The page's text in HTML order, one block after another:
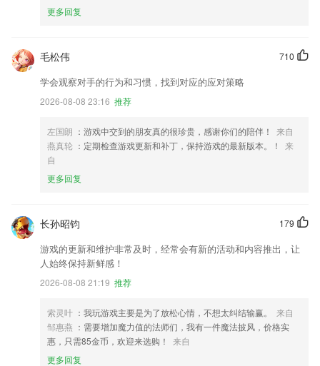
更多回复
710
毛松伟
学会观察对手的行为和习惯，找到对应的应对策略
2026-08-08 23:16 推荐
左国朗 ：游戏中交到的朋友真的很珍贵，感谢你们的陪伴！
来自
燕真轮 ：定期检查游戏更新和补丁，保持游戏的最新版本。！
来
自
更多回复
179
长孙昭钧
游戏的更新和维护非常及时，经常会有新的活动和内容推出，让
人始终保持新鲜感！
2026-08-08 21:19 推荐
索灵叶 ：我玩游戏主要是为了放松心情，不想太纠结输赢。
来自
邹惠燕 ：需要增加魔力值的法师们，我有一件魔法披风，价格实
惠，只需85金币，欢迎来选购！
来自
更多回复